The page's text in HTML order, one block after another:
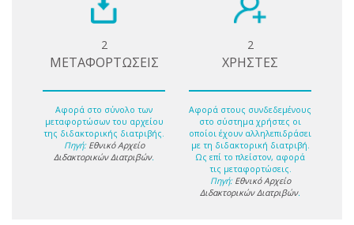
2
ΜΕΤΑΦΟΡΤΩΣΕΙΣ
Αφορά στο σύνολο των
μεταφορτώσων του αρχείου
της διδακτορικής διατριβής.
Πηγή: Εθνικό Αρχείο
Διδακτορικών Διατριβών.
2
ΧΡΗΣΤΕΣ
Αφορά στους συνδεδεμένους
στο σύστημα χρήστες οι
οποίοι έχουν αλληλεπιδράσει
με τη διδακτορική διατριβή.
Ως επί το πλείστον, αφορά
τις μεταφορτώσεις.
Πηγή: Εθνικό Αρχείο
Διδακτορικών Διατριβών.